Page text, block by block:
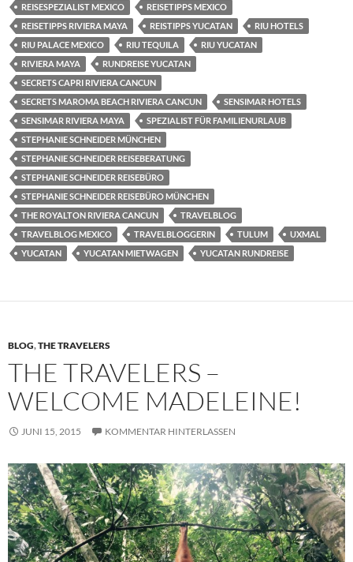
REISESPEZIALIST MEXICO
REISETIPPS MEXICO
REISETIPPS RIVIERA MAYA
REISTIPPS YUCATAN
RIU HOTELS
RIU PALACE MEXICO
RIU TEQUILA
RIU YUCATAN
RIVIERA MAYA
RUNDREISE YUCATAN
SECRETS CAPRI RIVIERA CANCUN
SECRETS MAROMA BEACH RIVIERA CANCUN
SENSIMAR HOTELS
SENSIMAR RIVIERA MAYA
SPEZIALIST FÜR FAMILIENURLAUB
STEPHANIE SCHNEIDER MÜNCHEN
STEPHANIE SCHNEIDER REISEBERATUNG
STEPHANIE SCHNEIDER REISEBÜRO
STEPHANIE SCHNEIDER REISEBÜRO MÜNCHEN
THE ROYALTON RIVIERA CANCUN
TRAVELBLOG
TRAVELBLOG MEXICO
TRAVELBLOGGERIN TULUM
UXMAL
YUCATAN
YUCATAN MIETWAGEN YUCATAN RUNDREISE
BLOG,THE TRAVELERS
THE TRAVELERS –
WELCOME MADELEINE!
JUNI 15, 2015 KOMMENTAR HINTERLASSEN